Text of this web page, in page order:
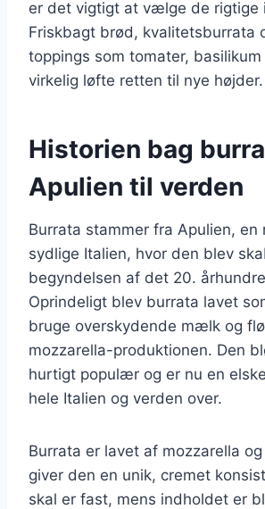
er det vigtigt at vælge de rigtige
Friskbagt brød, kvalitetsburrata
toppings som tomater,
virkelig løfte retten til nye højder.
Historien bag
Apulien til verden
Burrata stammer fra Apulien, en
sydlige Italien, hvor den blev
begyndelsen af det 20.
Oprindeligt blev burrata lavet
bruge overskydende mælk og
mozzarella-produktionen. Den
hurtigt populær og er nu en
hele Italien og verden over.
Burrata er lavet af mozzarella
giver den en unik, cremet
skal er fast, mens indholdet er